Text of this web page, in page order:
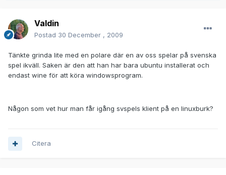
Valdin
Postad 30 December , 2009
Tänkte grinda lite med en polare där en av oss spelar på svenska
spel ikväll. Saken är den att han har bara ubuntu installerat och
endast wine för att köra windowsprogram.
Någon som vet hur man får igång svspels klient på en linuxburk?
Citera